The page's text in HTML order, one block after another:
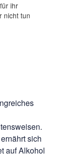
ihr
nicht tun
sich
auf Alkohol